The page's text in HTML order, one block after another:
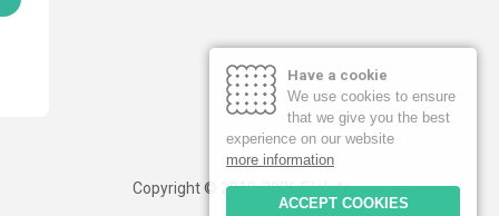
Copyright © 2019-2026 FileInfo
Have a cookie
We use cookies to ensure
that we give you the best
experience on our website
more information
ACCEPT COOKIES